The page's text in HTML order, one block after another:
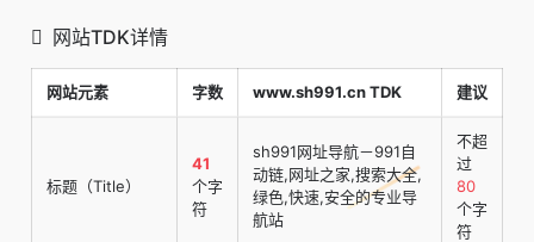
网站TDK详情
网站元素 字数 www.sh991.cn TDK 建议
标题（Title）
41
个字
符
sh991网址导航－991自
动链,网址之家,搜索大全,
绿色,快速,安全的专业导
航站
不超
过
80
个字
符